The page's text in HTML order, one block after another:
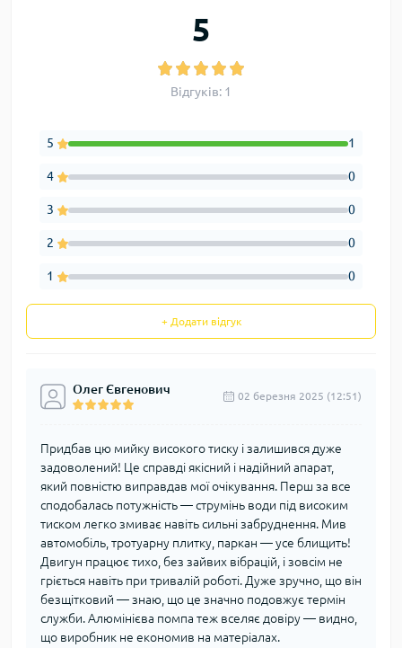
5
Відгуків: 1
5 1
4 0
3 0
2 0
1 0
+ Додати відгук
Олег Євгенович 02 березня 2025 (12:51)
Придбав цю мийку високого тиску і залишився дуже
задоволений! Це справді якісний і надійний апарат,
який повністю виправдав мої очікування. Перш за все
сподобалась потужність — струмінь води під високим
тиском легко змиває навіть сильні забруднення. Мив
автомобіль, тротуарну плитку, паркан — усе блищить!
Двигун працює тихо, без зайвих вібрацій, і зовсім не
гріється навіть при тривалій роботі. Дуже зручно, що він
безщітковий — знаю, що це значно подовжує термін
служби. Алюмінієва помпа теж вселяє довіру — видно,
що виробник не економив на матеріалах.